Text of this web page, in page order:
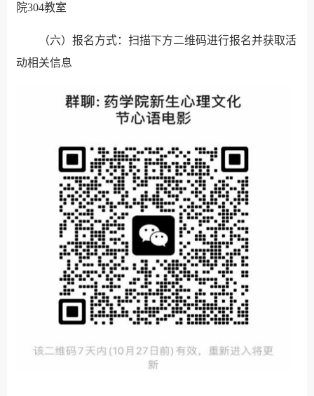
院304教室
（六）报名方式：扫描下方二维码进行报名并获取活
动相关信息